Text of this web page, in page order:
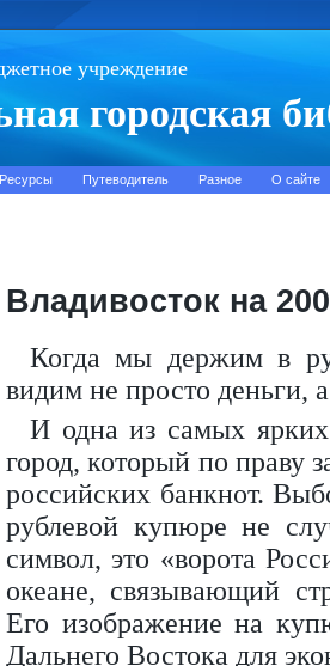
учреждение
городская
Ресурсы Путеводитель Разное О сайте
Владивосток на
Когда мы держим в
видим не просто деньги,
И одна из самых ярких
город, который по праву
российских банкнот.
рублевой купюре не
символ, это «ворота
океане, связывающий
Его изображение на
Дальнего Востока для